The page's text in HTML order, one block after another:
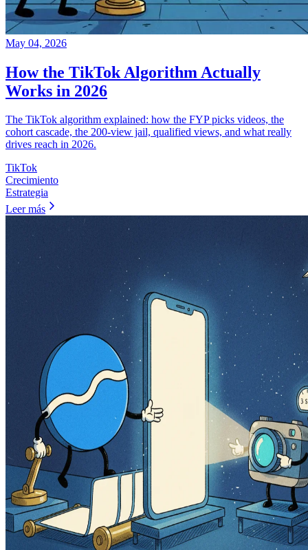
May 04, 2026
How the TikTok Algorithm Actually
Works in 2026
The TikTok algorithm explained: how the FYP picks videos, the
cohort cascade, the 200-view jail, qualified views, and what really
drives reach in 2026.
TikTok
Crecimiento
Estrategia
Leer más